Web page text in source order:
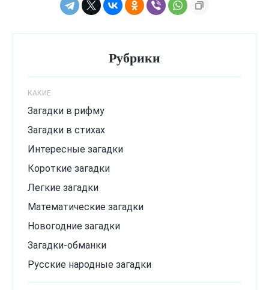
Рубрики
КАКИЕ
Загадки в рифму
Загадки в стихах
Интересные загадки
Короткие загадки
Легкие загадки
Математические загадки
Новогодние загадки
Загадки-обманки
Русские народные загадки